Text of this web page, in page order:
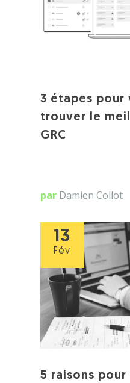
3 étapes pour
trouver le
GRC
par Damien Collot
13
Fév
5 raisons